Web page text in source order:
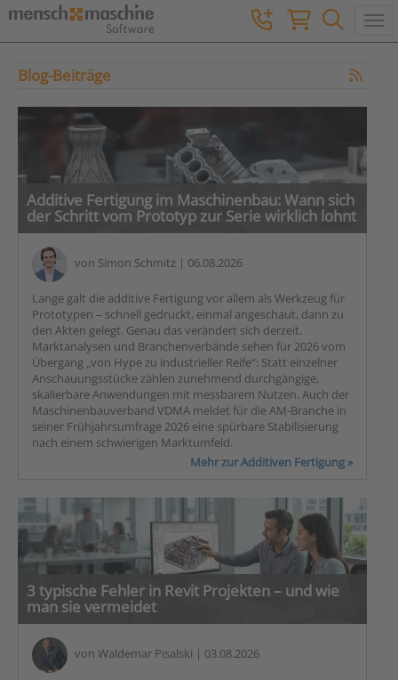
Blog-Beiträge
Additive Fertigung im Maschinenbau: Wann sich
der Schritt vom Prototyp zur Serie wirklich lohnt
von Simon Schmitz | 06.08.2026
Lange galt die additive Fertigung vor allem als Werkzeug für
Prototypen – schnell gedruckt, einmal angeschaut, dann zu
den Akten gelegt. Genau das verändert sich derzeit.
Marktanalysen und Branchenverbände sehen für 2026 vom
Übergang „von Hype zu industrieller Reife“: Statt einzelner
Anschauungsstücke zählen zunehmend durchgängige,
skalierbare Anwendungen mit messbarem Nutzen. Auch der
Maschinenbauverband VDMA meldet für die AM-Branche in
seiner Frühjahrsumfrage 2026 eine spürbare Stabilisierung
nach einem schwierigen Marktumfeld.
Mehr zur Additiven Fertigung »
3 typische Fehler in Revit Projekten – und wie
man sie vermeidet
von Waldemar Pisalski | 03.08.2026